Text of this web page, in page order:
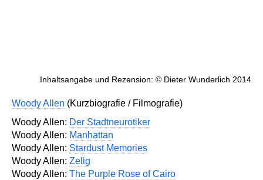
Inhaltsangabe und Rezension: © Dieter Wunderlich 2014
Woody Allen (Kurzbiografie / Filmografie)
Woody Allen: Der Stadtneurotiker
Woody Allen: Manhattan
Woody Allen: Stardust Memories
Woody Allen: Zelig
Woody Allen: The Purple Rose of Cairo